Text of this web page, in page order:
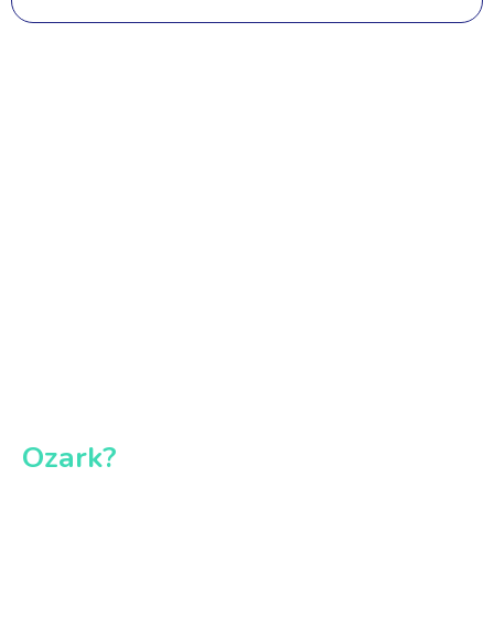
Ozark?